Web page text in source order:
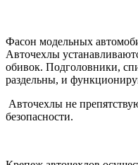
Фасон модельных
Авточехлы
обивок. Подголовники,
раздельны, и
Авточехлы не
безопасности.